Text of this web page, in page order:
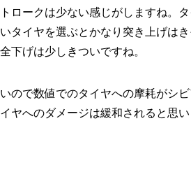
ロークは少ない感じがしますね。
タイヤを選ぶとかなり突き上げはき
下げは少しきついですね。
ので数値でのタイヤへの摩耗がシビ
ヤへのダメージは緩和されると思い